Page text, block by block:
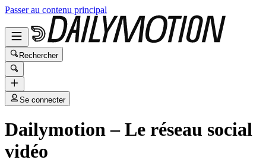
Passer au contenu principal
Rechercher
Se connecter
Dailymotion – Le réseau social
vidéo